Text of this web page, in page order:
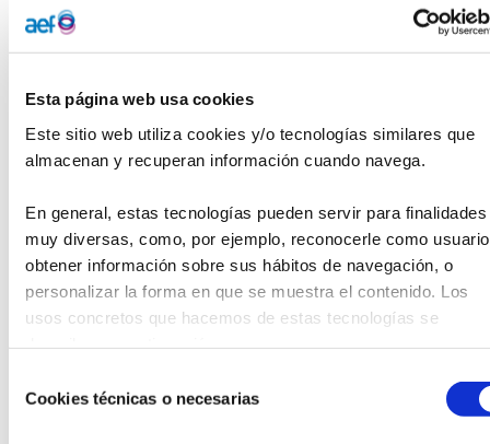
Esta página web usa cookies
Este sitio web utiliza cookies y/o tecnologías similares que
almacenan y recuperan información cuando navega.
En general, estas tecnologías pueden servir para finalidades
muy diversas, como, por ejemplo, reconocerle como
obtener información sobre sus hábitos de navegación, o
personalizar la forma en que se muestra el contenido. Los
usos concretos que hacemos de estas tecnologías se
deCookies técnicas o necesarias
conservatorio de nuestro país.
Se convocan dos becas y la cuantía de cada beca es de
sin límite de edad- deben enviar su currículo completo
(incluyendo conciertos si los hay), una carta donde se
detalle qué es lo que se va a estudiar y en qué país,
Estudios Superiores de Música por un conservatorio
español incluyendo notas.
La documentación se ha de enviar a la Oficina de la
Fundación Alvargonzález (C/ Claudio Alvargonzález 16-1º.
33201 Gijón) y también se puede entregar en mano o por